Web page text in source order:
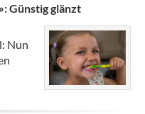
Günstig glänzt
Nun